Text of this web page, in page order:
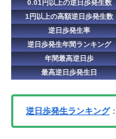
0.01円以上の逆日歩発生数
1円以上の高額逆日歩発生数
逆日歩発生率
逆日歩発生年間ランキング
年間最高逆日歩
最高逆日歩発生日
逆日歩発生ランキング